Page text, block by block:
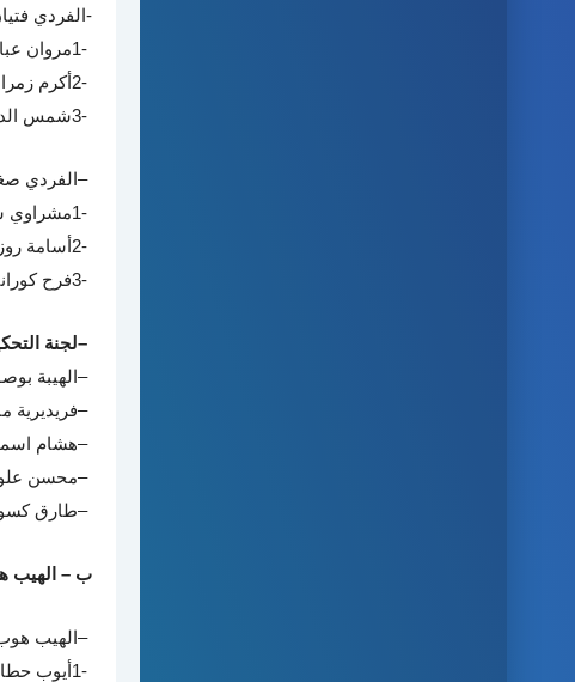
-الفردي
1-مروان
2-أكرم
3-شمس
–الفردي
1-مشراوي
2-أسامة
3-فرح
–لجنة
–الهيبة
–فريديرية
–هشام
–محسن
–طارق
ب – الهيب
–الهيب
1-أيوب